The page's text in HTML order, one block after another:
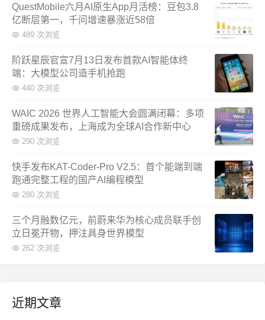
QuestMobile六月AI原生App月活榜：豆包3.8
亿断层第一，千问增速暴涨近58倍
489 次浏览
阶跃星辰官宣7月13日发布首款AI智能体终
端：大模型公司造手机抢跑
440 次浏览
WAIC 2026 世界人工智能大会圆满闭幕：多项
重磅成果发布，上海成为全球AI合作新中心
290 次浏览
快手发布KAT-Coder-Pro V2.5：首个能端到端
跑通完整工程的国产AI编程模型
280 次浏览
三个月融数亿元，前蔚来华为核心成员联手创
立日冕开物，押注具身世界模型
262 次浏览
近期文章